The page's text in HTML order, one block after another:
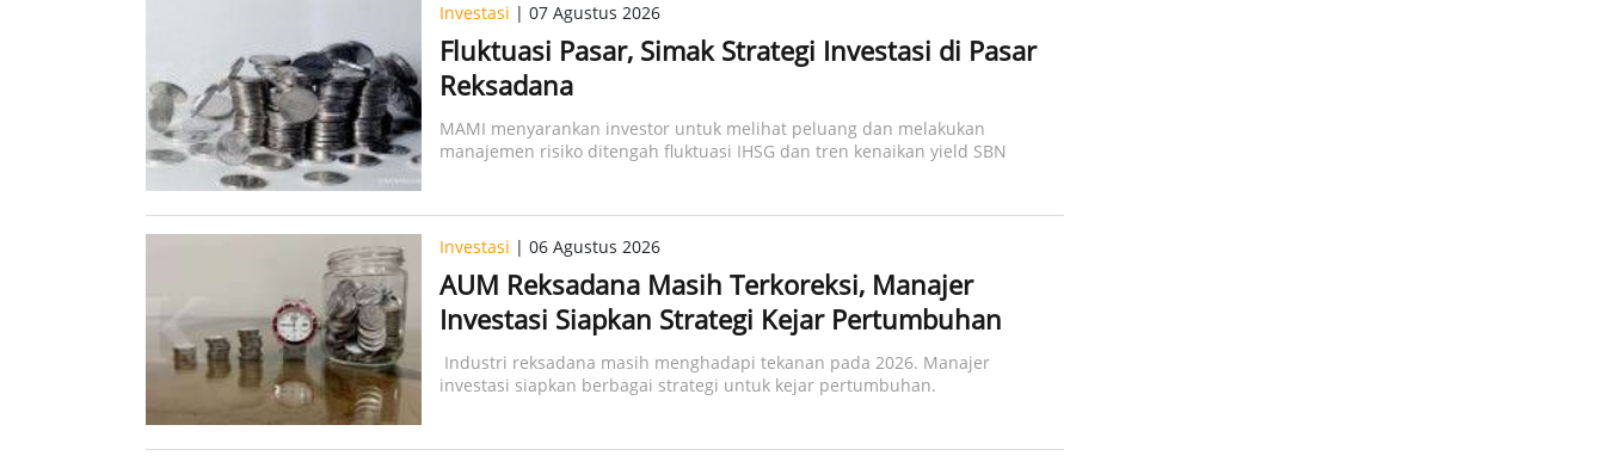
Investasi | 07 Agustus 2026
Fluktuasi Pasar, Simak Strategi Investasi di Pasar
Reksadana
MAMI menyarankan investor untuk melihat peluang dan melakukan
manajemen risiko ditengah fluktuasi IHSG dan tren kenaikan yield SBN
Investasi | 06 Agustus 2026
AUM Reksadana Masih Terkoreksi, Manajer
Investasi Siapkan Strategi Kejar Pertumbuhan
Industri reksadana masih menghadapi tekanan pada 2026. ​Manajer
investasi siapkan berbagai strategi untuk kejar pertumbuhan.